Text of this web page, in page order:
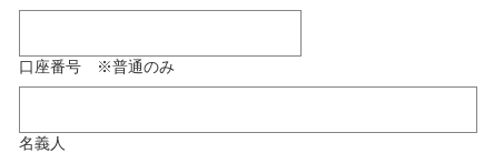
口座番号 ※普通のみ
名義人